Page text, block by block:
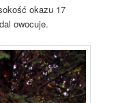
okazu 17
owocuje.